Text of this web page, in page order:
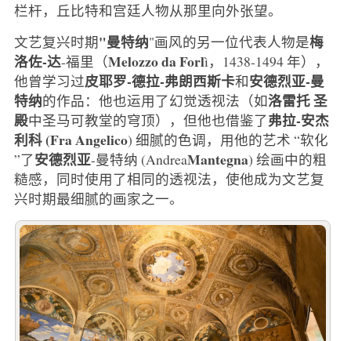
栏杆，丘比特和宫廷人物从那里向外张望。
文艺复兴时期"曼特纳"画风的另一位代表人物是梅
洛佐-达-福里（Melozzo da Forlì，1438-1494 年），
他曾学习过皮耶罗-德拉-弗朗西斯卡和安德烈亚-曼
特纳的作品：他也运用了幻觉透视法（如洛雷托圣
殿中圣马可教堂的穹顶），但他也借鉴了弗拉-安杰
利科 (Fra Angelico) 细腻的色调，用他的艺术 “软化
”了安德烈亚-曼特纳 (AndreaMantegna) 绘画中的粗
糙感，同时使用了相同的透视法，使他成为文艺复
兴时期最细腻的画家之一。